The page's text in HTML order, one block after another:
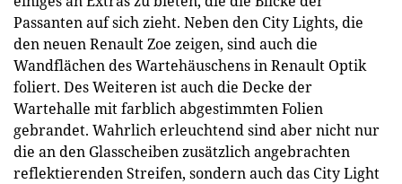
Passanten auf sich zieht. Neben den City Lights, die
den neuen Renault Zoe zeigen, sind auch die
Wandflächen des Wartehäuschens in Renault Optik
foliert. Des Weiteren ist auch die Decke der
Wartehalle mit farblich abgestimmten Folien
gebrandet. Wahrlich erleuchtend sind aber nicht nur
die an den Glasscheiben zusätzlich angebrachten
reflektierenden Streifen, sondern auch das City Light